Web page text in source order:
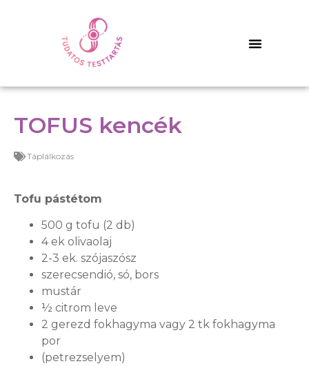
TOFUS kencék
Táplálkozás
Tofu pástétom
500 g tofu (2 db)
4 ek olivaolaj
2-3 ek. szójaszósz
szerecsendió, só, bors
mustár
½ citrom leve
2 gerezd fokhagyma vagy 2 tk fokhagyma
por
(petrezselyem)